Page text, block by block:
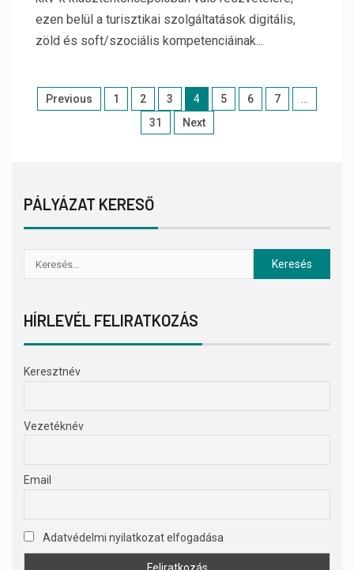
ezen belül a turisztikai szolgáltatások digitális,
zöld és soft/szociális kompetenciáinak...
Previous 1 2 3 4 5 6 7
31
Next
PÁLYÁZAT KERESŐ
HÍRLEVÉL FELIRATKOZÁS
Keresztnév
Vezetéknév
Email
Adatvédelmi nyilatkozat elfogadása